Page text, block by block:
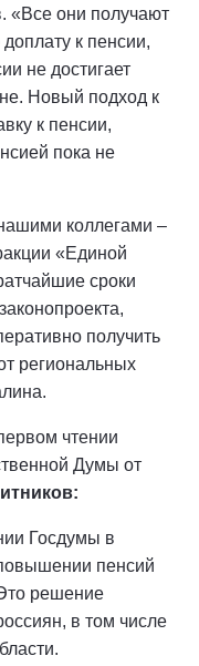
«Все они получают
к пенсии,
не достигает
Новый подход к
к пенсии,
пока не
коллегами –
«Единой
сроки
получить
региональных
чтении
Думы от
Госдумы в
пенсий
решение
в том числе